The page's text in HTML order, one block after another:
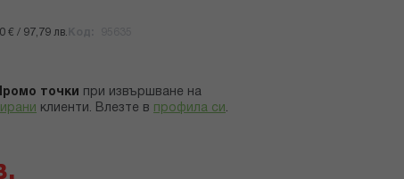
€ / 97,79 лв.
Промо точки
при извършване на
клиенти. Влезте в профила си .